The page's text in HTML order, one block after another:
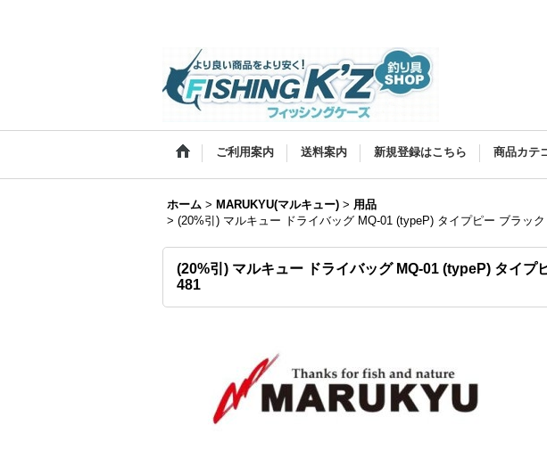
ご利用案内 送料案内 新規登録はこちら 商品カテ
ホーム > MARUKYU(マルキュー) > 用品
> (20%引) マルキュー ドライバッグ MQ-01 (typeP) タイプピー ブラッ
(20%引) マルキュー ドライバッグ MQ-01 (typeP) タイ
481